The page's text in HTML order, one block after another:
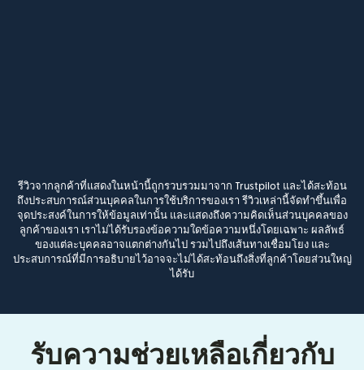
รีวิวจากลูกค้าที่แสดงในหน้านี้ถูกรวบรวมมาจาก Trustpilot และได้สะท้อน
ถึงประสบการณ์ส่วนบุคคลในการใช้บริการของเรา รีวิวเหล่านี้จัดทำขึ้นเพื่อ
จุดประสงค์ในการให้ข้อมูลเท่านั้น และแสดงถึงความคิดเห็นส่วนบุคคลของ
ลูกค้าของเรา เราไม่ได้รับรองข้อความใดข้อความหนึ่งโดยเฉพาะ ผลลัพธ์
ของแต่ละบุคคลอาจแตกต่างกันไป รวมไปถึงเส้นทางเชื่อมโยง และ
ประสบการณ์ที่มีการอธิบายไว้อาจจะไม่ได้สะท้อนถึงสิ่งที่ลูกค้าโดยส่วนใหญ่
ได้รับ
รับความช่วยเหลือเกี่ยวกับ